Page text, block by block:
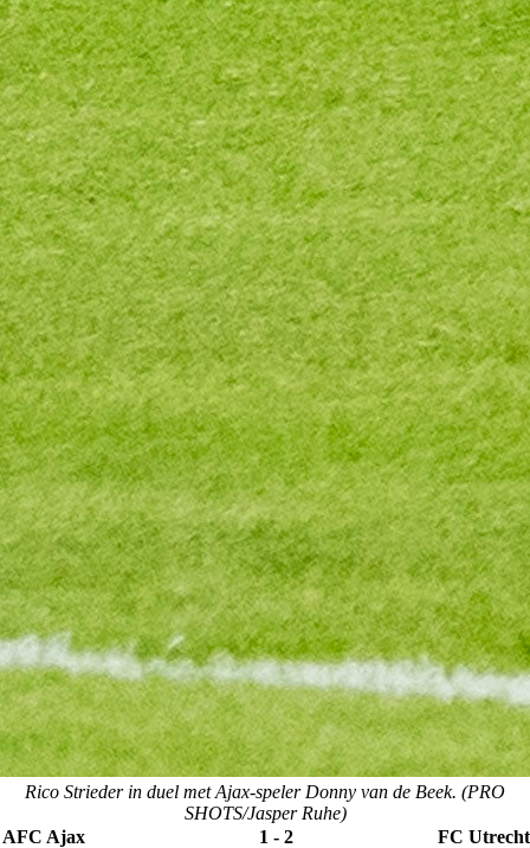
Rico Strieder in duel met Ajax-speler Donny van de Beek. (PRO
SHOTS/Jasper Ruhe)
AFC Ajax
1 - 2
FC Utrecht